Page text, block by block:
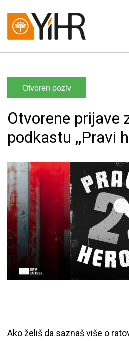
Otvoren poziv
Otvorene prijave
podkastu ,,Pravi
Ako želiš da saznaš više o